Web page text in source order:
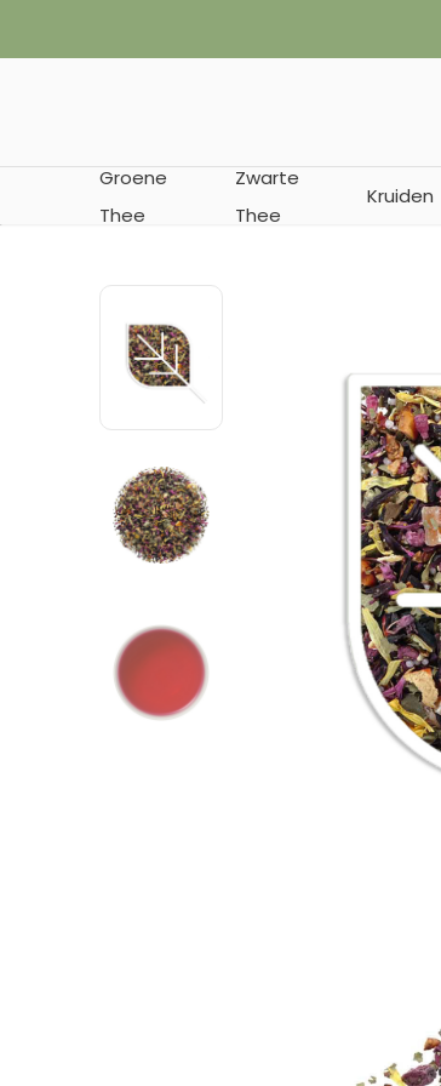
Groene
Thee
Zwarte
Thee
Kruiden